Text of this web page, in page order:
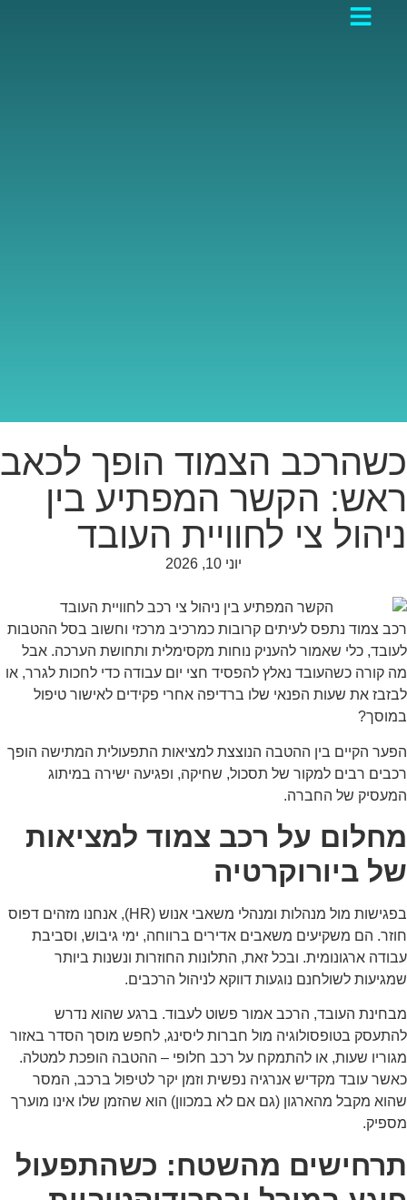
הצמוד הופך לכאב
הקשר המפתיע בין
צי לחוויית העובד
יוני 10, 2026
צמוד נתפס לעיתים קרובות כמרכיב מרכזי וחשוב בסל ההטבות
כלי שאמור להעניק נוחות מקסימלית ותחושת הערכה. אבל
קורה כשהעובד נאלץ להפסיד חצי יום עבודה כדי לחכות לגרר, או
את שעות הפנאי שלו ברדיפה אחרי פקידים לאישור טיפול
הקיים בין ההטבה הנוצצת למציאות התפעולית המתישה הופך
רבים למקור של תסכול, שחיקה, ופגיעה ישירה במיתוג
של החברה.
על רכב צמוד למציאות
ביורוקרטיה
בפגישות מול מנהלות ומנהלי משאבי אנוש (HR), אנחנו מזהים דפוס
הם משקיעים משאבים אדירים ברווחה, ימי גיבוש, וסביבת
ארגונומית. ובכל זאת, התלונות החוזרות ונשנות ביותר
לשולחנם נוגעות דווקא לניהול הרכבים.
העובד, הרכב אמור פשוט לעבוד. ברגע שהוא נדרש
בטופסולוגיה מול חברות ליסינג, לחפש מוסך הסדר באזור
שעות, או להתמקח על רכב חלופי – ההטבה הופכת למטלה.
עובד מקדיש אנרגיה נפשית וזמן יקר לטיפול ברכב, המסר
מקבל מהארגון (גם אם לא במכוון) הוא שהזמן שלו אינו מוערך
מהשטח: כשהתפעול